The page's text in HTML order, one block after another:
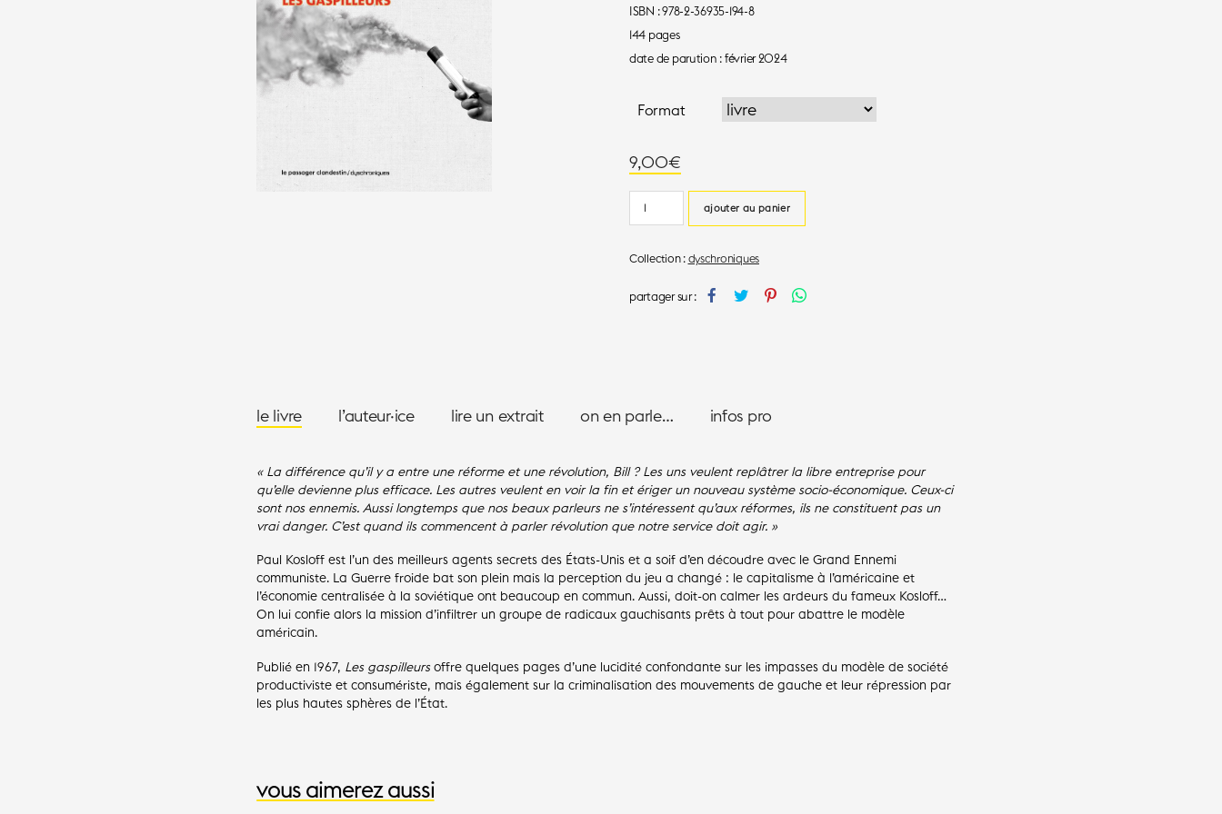
ISBN : 978-2-36935-194-8
144 pages
date de parution : février 2024
Format
9,00€
quantité
de
gaspilleurs
ajouter au panier
Collection :dyschroniques
le livre l’auteur·ice lire un extrait on en parle… infos pro
« La différence qu’il y a entre une réforme et une révolution, Bill ? Les uns veulent replâtrer la libre entreprise pour
qu’elle devienne plus efficace. Les autres veulent en voir la fin et ériger un nouveau système socio-économique. Ceux-ci
sont nos ennemis. Aussi longtemps que nos beaux parleurs ne s’intéressent qu’aux réformes, ils ne constituent pas un
vrai danger. C’est quand ils commencent à parler révolution que notre service doit agir. »
Paul Kosloff est l’un des meilleurs agents secrets des États-Unis et a soif d’en découdre avec le Grand Ennemi
communiste. La Guerre froide bat son plein mais la perception du jeu a changé : le capitalisme à l’américaine et
l’économie centralisée à la soviétique ont beaucoup en commun. Aussi, doit-on calmer les ardeurs du fameux Kosloff…
On lui confie alors la mission d’infiltrer un groupe de radicaux gauchisants prêts à tout pour abattre le modèle
américain.
Publié en 1967, Les gaspilleursoffre quelques pages d’une lucidité confondante sur les impasses du modèle de société
productiviste et consumériste, mais également sur la criminalisation des mouvements de gauche et leur répression par
les plus hautes sphères de l’État.
vous aimerez aussi